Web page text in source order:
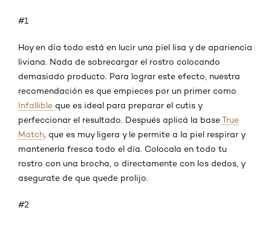
#1
Hoy en día todo está en lucir una piel lisa y de apariencia
liviana. Nada de sobrecargar el rostro colocando
demasiado producto. Para lograr este efecto, nuestra
recomendación es que empieces por un primer como
Infallible que es ideal para preparar el cutis y
perfeccionar el resultado. Después aplicá la baseTrue
Match , que es muy ligera y le permite a la piel respirar y
mantenerla fresca todo el día. Colocala en todo tu
rostro con una brocha, o directamente con los dedos, y
asegurate de que quede prolijo.
#2